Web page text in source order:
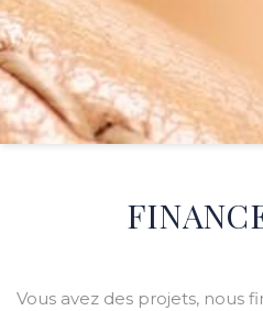
Vous avez des projets, nous